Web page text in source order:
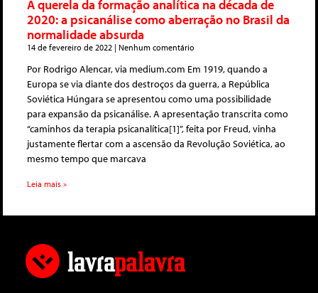
A querela da formação analítica na década de
2020: a psicanálise como aberração no Brasil da
normalidade absurda
14 de fevereiro de 2022 Nenhum comentário
Por Rodrigo Alencar, via medium.com Em 1919, quando a
Europa se via diante dos destroços da guerra, a República
Soviética Húngara se apresentou como uma possibilidade
para expansão da psicanálise. A apresentação transcrita como
“caminhos da terapia psicanalítica[1]”, feita por Freud, vinha
justamente flertar com a ascensão da Revolução Soviética, ao
mesmo tempo que marcava
Leia mais »